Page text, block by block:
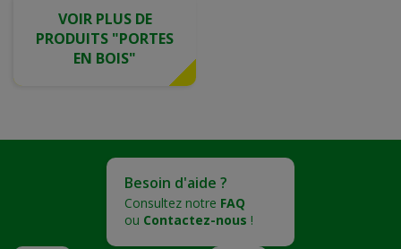
VOIR PLUS DE
PRODUITS "PORTES
EN BOIS"
Besoin d'aide ?
Consultez notre FAQ
ou Contactez-nous !